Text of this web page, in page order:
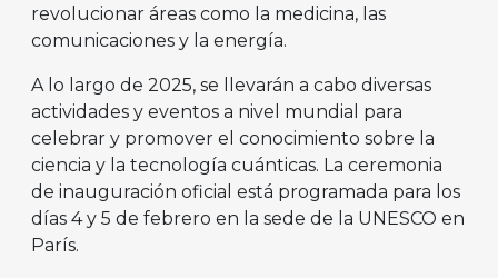
revolucionar áreas como la medicina, las
comunicaciones y la energía.
A lo largo de 2025, se llevarán a cabo diversas
actividades y eventos a nivel mundial para
celebrar y promover el conocimiento sobre la
ciencia y la tecnología cuánticas. La ceremonia
de inauguración oficial está programada para los
días 4 y 5 de febrero en la sede de la UNESCO en
París.